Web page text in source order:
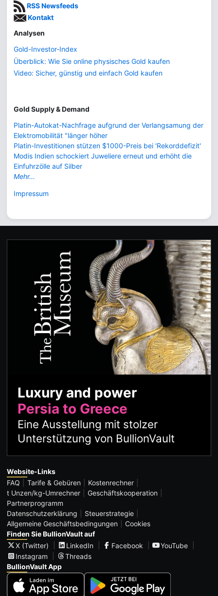
RSS Newsfeeds
Kontakt
Analysen
Gold-Investor-Index
Überblick: Wie Sie online physisches Gold kaufen
Video: Sicher, günstig und einfach Gold kaufen
Gold Supply & Demand
Platin-Autokat-Nachfrage aufgrund der Verlangsamung der
Elektromobilität "länger höher
Platin-Investitionen stützen $1000-Preis bei 'Rekorddefizit'
Modis Indien schockiert Juweliere erneut und erhöht die
Einfuhrzölle auf Silber
Mehr...
Impressum
Luxury and power
Persia to Greece
Eine Ausstellung mit stolzer
Unterstützung von BullionVault
Website-Links
FAQ
Tarife & Gebüren
Kostenrechner
t Unzen/kg-Umrechner
Geschäftskooperation
Partnerprogramm
Datenschutzerklärung
Steuerstrategie
Allgemeine Geschäftsbedingungen
Cookies
Finden Sie BullionVault auf
X (Twitter)
LinkedIn Facebook
YouTube
Instagram
Threads
BullionVault App